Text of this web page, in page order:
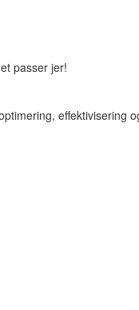
passer jer!
effektivisering